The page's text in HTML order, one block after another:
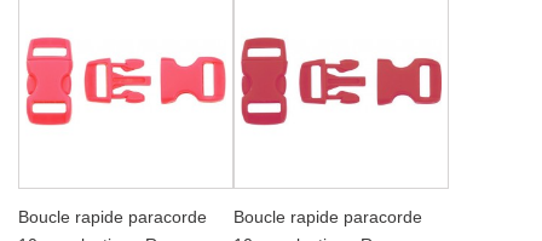
Boucle rapide paracorde
Boucle rapide paracorde